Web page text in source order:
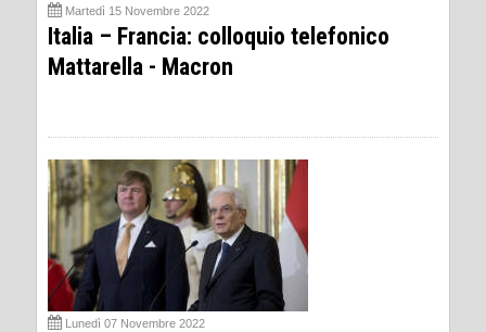
Martedì 15 Novembre 2022
Italia – Francia: colloquio telefonico
Mattarella - Macron
Lunedì 07 Novembre 2022